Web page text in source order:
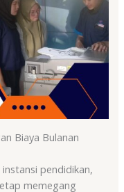
Biaya Bulanan
pendidikan,
memegang